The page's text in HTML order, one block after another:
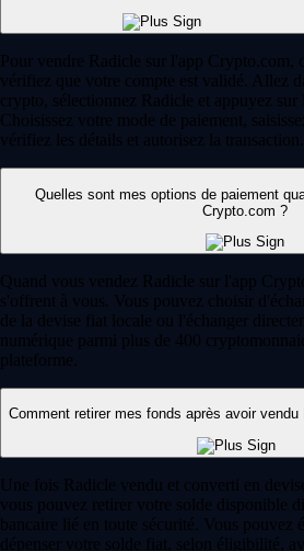
Pour vendre Radicle sur l'app Crypto.com,
vérifiez que votre compte est validé. Allez
crypto, sélectionnez Radicle et appuyez sur
Choisissez votre mode de paiement,
vérifiez les détails et autorisez la transaction.
Quelles sont mes options de paiement
Crypto.com ?
Quand vous vendez Radicle sur l'app
s'offrent à vous. Vous pouvez choisir
de la devise fiat locale ou l'échanger
numérique parmi plus de 400
plateforme.
Comment retirer mes fonds après avoir
Une fois Radicle vendu et converti en
vous pouvez retirer votre solde disponible
bancaire lié en toute sécurité. Vous pouvez
dépenser votre solde fiat, selon éligibilité,